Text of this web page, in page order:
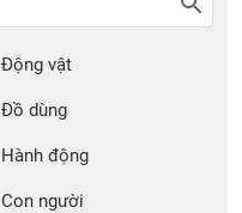
Động vật
Đồ dùng
Hành động
Con người